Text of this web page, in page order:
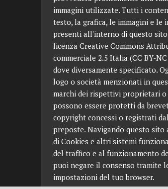
immagini utilizzate. Tutti i
testo, la grafica, le immagini e le
presenti all'interno di questo
licenza Creative Commons
commerciale 2.5 Italia (CC BY-
dove diversamente specificato.
logo o società menzionati in
marchi dei rispettivi proprietari
possono essere protetti da
copyright concessi o registrati
preposte. Navigando questo sito
di Cookies e altri sistemi
del traffico e al funzionamento
puoi negare il consenso tramite
impostazioni del tuo browser.